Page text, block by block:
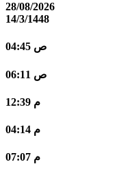
28/08/2026
14/3/1448
04:45 ص
06:11 ص
12:39 م
04:14 م
07:07 م